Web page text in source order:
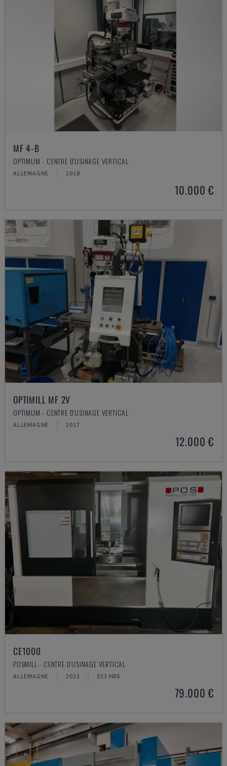
MF 4-B
OPTIMUM - CENTRE D'USINAGE VERTICAL
ALLEMAGNE 2018
10.000 €
OPTIMILL MF 2V
OPTIMUM - CENTRE D'USINAGE VERTICAL
ALLEMAGNE 2017
12.000 €
CE1000
POSMILL - CENTRE D'USINAGE VERTICAL
ALLEMAGNE 2023 533 HRS
79.000 €